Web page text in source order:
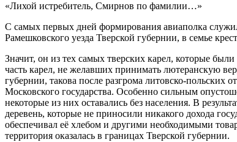
«Лихой истребитель, Смирнов по фамилии…»
С самых первых дней формирования авиаполка
Рамешковского уезда Тверской губернии, в семье
Значит, он из тех самых тверских карел, которые
часть карел, не желавших принимать лютеранскую
губернии, такова после разгрома литовско-
Московского государства. Особенно сильным
некоторые из них оставались без населения. В
деревень, которые не приносили никакого дохода
обеспечивал её хлебом и другими необходимыми
территория оказалась в границах Тверской губернии.